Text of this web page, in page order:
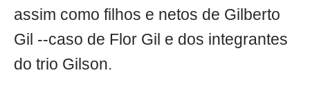
assim como filhos e netos de Gilberto
Gil --caso de Flor Gil e dos integrantes
do trio Gilson.